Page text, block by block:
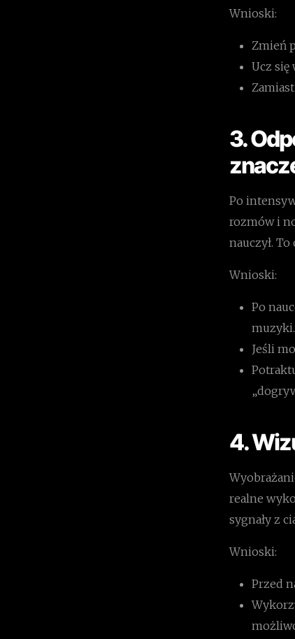
Wnioski:
Zmień
Ucz się
3.
Po
rozmów i
nauczył.
Wnioski:
Po
muzyki.
Jeśli
4.
realne
sygnały z
Wnioski:
Przed